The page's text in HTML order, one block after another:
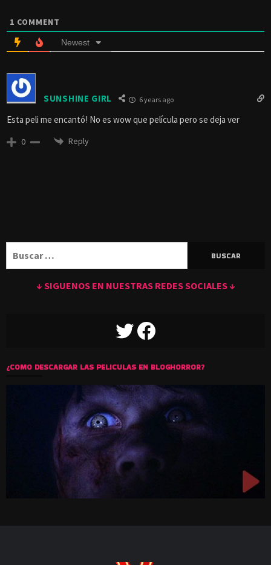
1 COMMENT
Newest
SUNSHINE GIRL 6 years ago
Esta peli me encantó! No es wow que película pero se deja ver
0 Reply
↓ SIGUENOS EN NUESTRAS REDES SOCIALES ↓
TWITTERFACEBOOK
¿COMO DESCARGAR LAS PELICULAS EN BLOGHORROR?